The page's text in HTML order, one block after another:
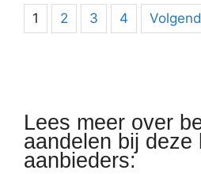
1 2 3 4
Lees meer over
aandelen bij deze
aanbieders: